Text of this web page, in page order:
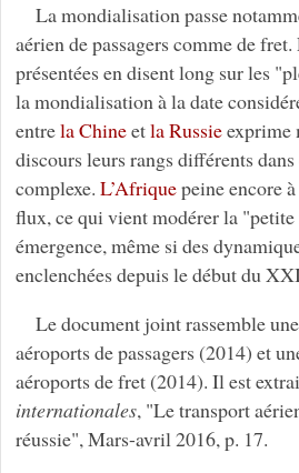
La mondialisation passe
aérien de passagers comme de
présentées en disent long sur les
la mondialisation à la date
entrela Chineetla Russieexprime
discours leurs rangs différents dans
complexe. L’Afriquepeine encore à
flux, ce qui vient modérer la
émergence, même si des
enclenchées depuis le début du
Le document joint rassemble
aéroports de passagers (2014) et
aéroports de fret (2014). Il est
internationales, "Le transport
réussie", Mars-avril 2016, p. 17.